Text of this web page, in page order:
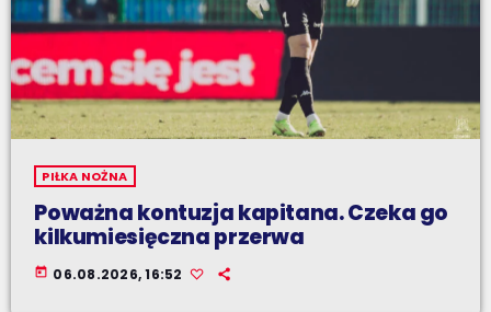
PIŁKA NOŻNA
Poważna kontuzja kapitana. Czeka go
kilkumiesięczna przerwa
today 06.08.2026, 16:52